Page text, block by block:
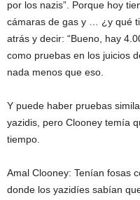
por los nazis”. Porque hoy
cámaras de gas y … ¿y qué
atrás y decir: “Bueno, hay
como pruebas en los juicios
nada menos que eso.
Y puede haber pruebas
yazidis, pero Clooney temía
tiempo.
Amal Clooney: Tenían fosas
donde los yazidíes sabían